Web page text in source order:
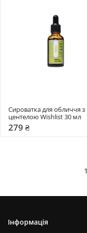
Сироватка для обличчя з
центелою Wishlist 30 мл
279 ₴
1
Інформація